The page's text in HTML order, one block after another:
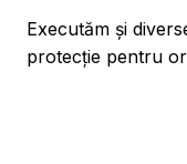
Executăm și
protecție pentru